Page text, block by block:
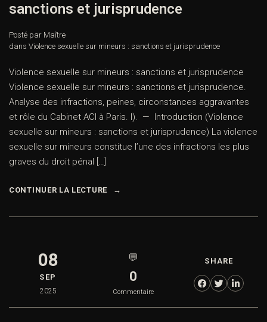
sanctions et jurisprudence
Posté par Maître
dans Violence sexuelle sur mineurs : sanctions et jurisprudence
Violence sexuelle sur mineurs : sanctions et jurisprudence
Violence sexuelle sur mineurs : sanctions et jurisprudence.
Analyse des infractions, peines, circonstances aggravantes
et rôle du Cabinet ACI à Paris. I). — Introduction (Violence
sexuelle sur mineurs : sanctions et jurisprudence) La violence
sexuelle sur mineurs constitue l’une des infractions les plus
graves du droit pénal […]
CONTINUER LA LECTURE
08
SEP
2025
💬
0
Commentaire
SHARE